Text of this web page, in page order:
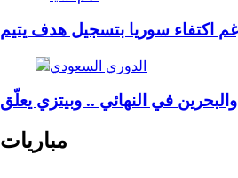
اكتفاء سوريا بتسجيل هدف يتيم
الدوري السعودي
في النهائي .. وبيتزي يعلّق
مباريات